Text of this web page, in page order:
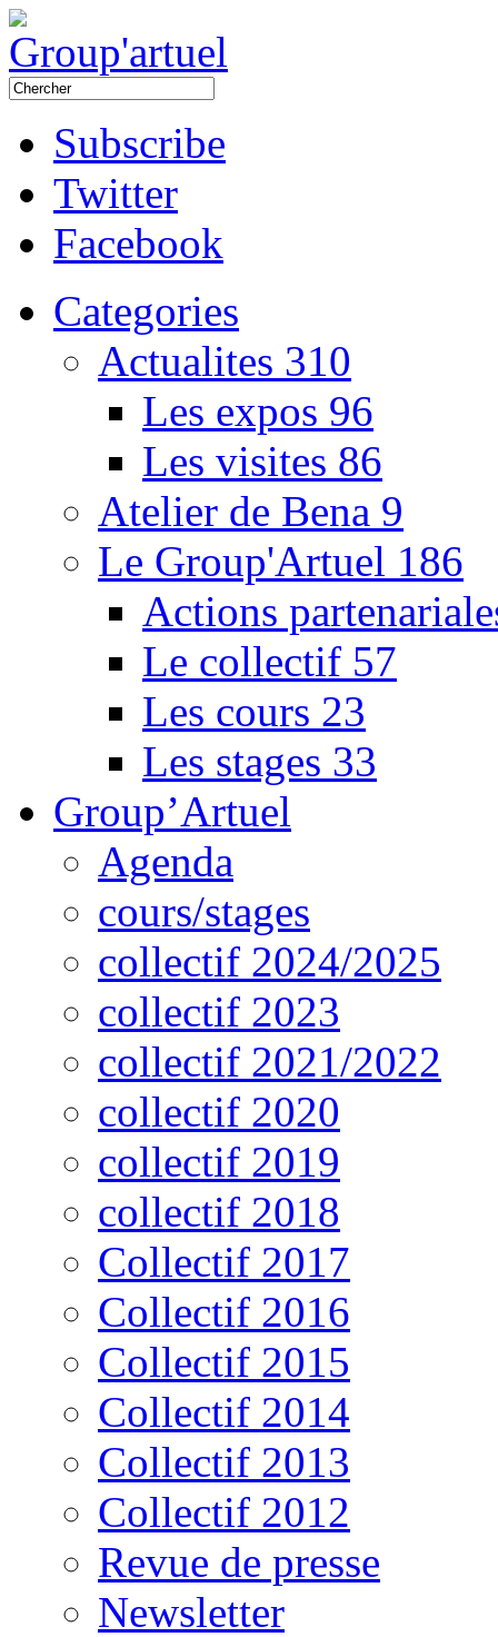
Subscribe
Twitter
Facebook
Categories
Actualites 310
Les expos 96
Les visites 86
Atelier de Bena 9
Le Group'Artuel 186
Actions
Le collectif 57
Les cours 23
Les stages 33
Group’Artuel
Agenda
cours/stages
collectif 2024/2025
collectif 2023
collectif 2021/2022
collectif 2020
collectif 2019
collectif 2018
Collectif 2017
Collectif 2016
Collectif 2015
Collectif 2014
Collectif 2013
Collectif 2012
Revue de presse
Newsletter